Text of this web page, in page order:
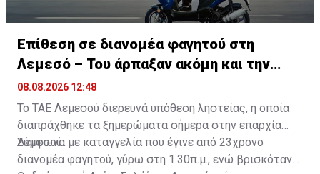
Επίθεση σε διανομέα φαγητού στη
Λεμεσό – Του άρπαξαν ακόμη και την
παραγγελία
08.08.2026 12:48
Το ΤΑΕ Λεμεσού διερευνά υπόθεση ληστείας, η οποία
διαπράχθηκε τα ξημερώματα σήμερα στην επαρχία
Λεμεσού.
Σύμφωνα με καταγγελία που έγινε από 23χρονο
διανομέα φαγητού, γύρω στη 1.30π.μ., ενώ βρισκόταν